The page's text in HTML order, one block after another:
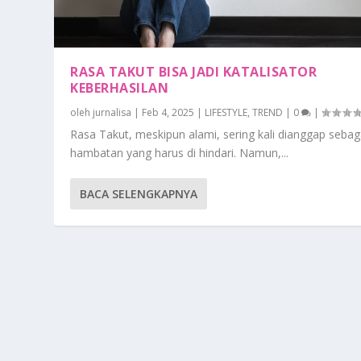
RASA TAKUT BISA JADI KATALISATOR
KEBERHASILAN
oleh jurnalisa | Feb 4, 2025 | LIFESTYLE,TREND | 0 |
Rasa Takut, meskipun alami, sering kali dianggap
hambatan yang harus di hindari. Namun,...
BACA SELENGKAPNYA